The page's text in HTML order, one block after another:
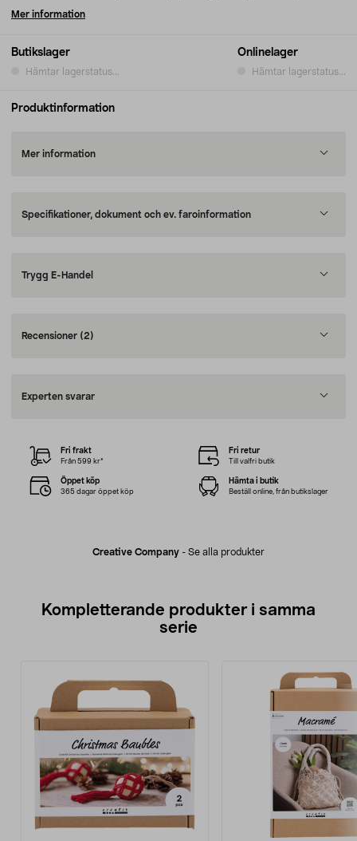
Butikslager
Hämtar lagerstatus...
Onlinelager
Hämtar lagerstatus...
Mer information
Produktinformation
Mer information
Specifikationer, dokument och ev. faroinformation
Trygg E-Handel
Recensioner (2)
Experten svarar
Creative Company - Se alla produkter
Fri frakt
Från 599 kr*
Fri retur
Till valfri butik
Öppet köp
365 dagar öppet köp
Hämta i butik
Beställ online, från butikslager
Kompletterande produkter i samma
serie